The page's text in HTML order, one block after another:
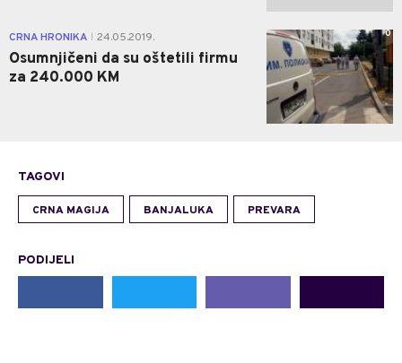
CRNA HRONIKA 24.05.2019.
Osumnjičeni da su oštetili firmu
za 240.000 KM
0
TAGOVI
CRNA MAGIJA BANJALUKA PREVARA
PODIJELI